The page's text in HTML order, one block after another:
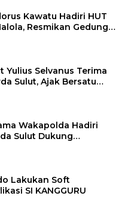
Kawatu Hadiri HUT
Resmikan Gedung
Yulius Selvanus Terima
Sulut, Ajak Bersatu
Wakapolda Hadiri
Sulut Dukung
Lakukan Soft
SI KANGGURU